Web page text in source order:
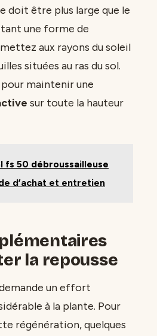
doit être plus large que le
une forme de
aux rayons du soleil
situées au ras du sol.
pour maintenir une
sur toute la hauteur
fs 50 débroussailleuse
d’achat et entretien
la repousse
un effort
à la plante. Pour
régénération, quelques